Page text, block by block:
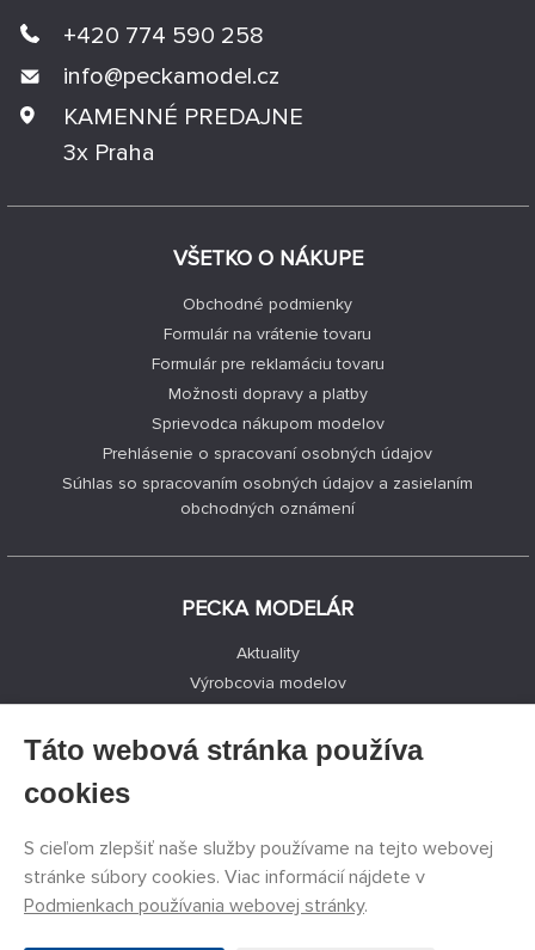
VŠETKO O NÁKUPE
Obchodné podmienky
Formulár na vrátenie tovaru
Formulár pre reklamáciu tovaru
Možnosti dopravy a platby
Sprievodca nákupom modelov
Prehlásenie o spracovaní osobných údajov
Súhlas so spracovaním osobných údajov a zasielaním
obchodných oznámení
PECKA MODELÁR
Aktuality
Výrobcovia modelov
Kontakty
Facebook
+420 774 590 258
info@peckamodel.cz
KAMENNÉ PREDAJNE
3x Praha
Táto webová stránka používa
cookies
S cieľom zlepšiť naše služby používame na tejto webovej
stránke súbory cookies. Viac informácií nájdete v
Podmienkach používania webovej stránky.